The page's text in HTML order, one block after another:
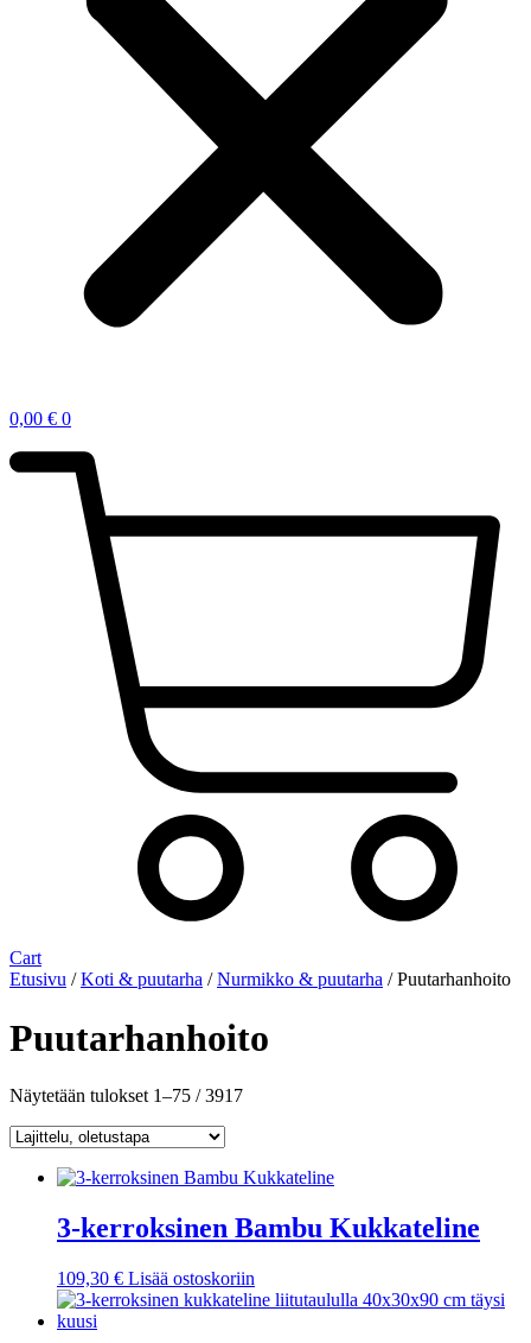
0,00 € 0
Cart
Etusivu /Koti & puutarha /Nurmikko & puutarha / Puutarhanhoito
Puutarhanhoito
Näytetään tulokset 1–75 / 3917
3-kerroksinen Bambu Kukkateline
109,30 € Lisää ostoskoriin